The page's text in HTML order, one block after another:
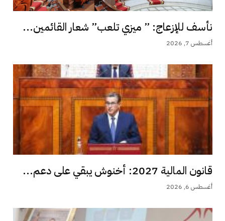
نأسف للإزعاج: ” ميزي تلعب” شعار القائمين...
أغسطس 7, 2026
قانون المالية 2027: أخنوش يبقي على دعم...
أغسطس 6, 2026